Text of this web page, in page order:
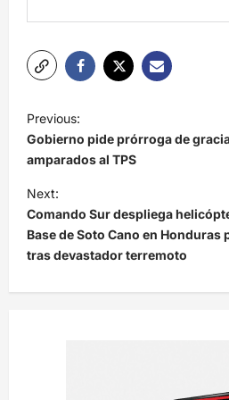
N
a
v
e
g
a
Previous:
Gobierno pide prórroga de
amparados al TPS
Next:
Comando Sur despliega
Base de Soto Cano en Honduras
tras devastador terremoto